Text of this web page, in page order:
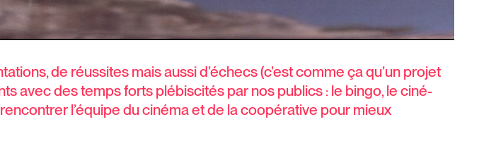
de réussites mais aussi d’échecs (c’est comme ça qu’un projet
avec des temps forts plébiscités par nos publics : le bingo, le ciné-
l’équipe du cinéma et de la coopérative pour mieux